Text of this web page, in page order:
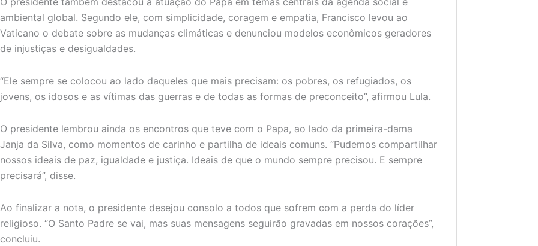
ambiental global. Segundo ele, com simplicidade, coragem e empatia, Francisco levou ao
Vaticano o debate sobre as mudanças climáticas e denunciou modelos econômicos geradores
de injustiças e desigualdades.
“Ele sempre se colocou ao lado daqueles que mais precisam: os pobres, os refugiados, os
jovens, os idosos e as vítimas das guerras e de todas as formas de preconceito”, afirmou Lula.
O presidente lembrou ainda os encontros que teve com o Papa, ao lado da primeira-dama
Janja da Silva, como momentos de carinho e partilha de ideais comuns. “Pudemos compartilhar
nossos ideais de paz, igualdade e justiça. Ideais de que o mundo sempre precisou. E sempre
precisará”, disse.
Ao finalizar a nota, o presidente desejou consolo a todos que sofrem com a perda do líder
religioso. “O Santo Padre se vai, mas suas mensagens seguirão gravadas em nossos corações”,
concluiu.